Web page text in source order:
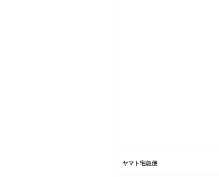
ヤマト宅急便